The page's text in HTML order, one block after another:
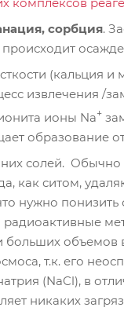
сорбция.
(кальция
извлечения /
ионы Na+
образование
солей. Обычно
как ситом,
нужно
радиоактивные
т.к. его
(NaCl), в
никаких